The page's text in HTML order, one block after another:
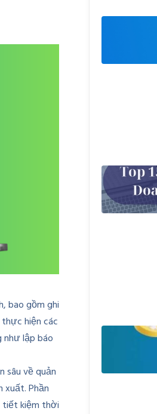
bao gồm ghi
hiện các
như lập báo
sâu về quản
xuất. Phần
tiết kiệm thời